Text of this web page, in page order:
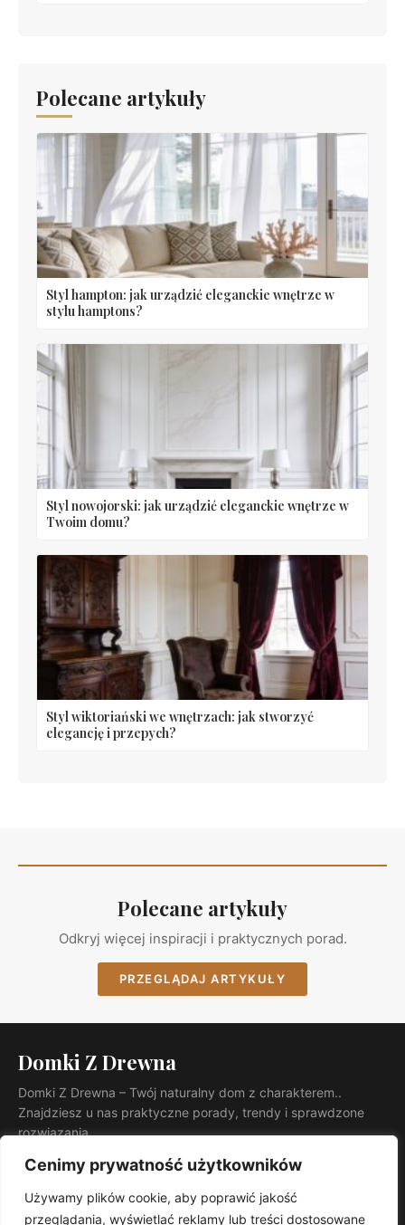
Cenimy prywatność użytkowników
Używamy plików cookie, aby poprawić jakość
przeglądania, wyświetlać reklamy lub treści dostosowane
Polecane artykuły
Styl hampton: jak urządzić eleganckie wnętrze w
stylu hamptons?
Styl nowojorski: jak urządzić eleganckie wnętrze w
Twoim domu?
Styl wiktoriański we wnętrzach: jak stworzyć
elegancję i przepych?
Polecane artykuły
Odkryj więcej inspiracji i praktycznych porad.
PRZEGLĄDAJ ARTYKUŁY
Domki Z Drewna
Domki Z Drewna – Twój naturalny dom z charakterem..
Znajdziesz u nas praktyczne porady, trendy i sprawdzone
rozwiązania.
INFORMACJE